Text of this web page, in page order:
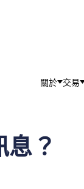
關於 交易
？